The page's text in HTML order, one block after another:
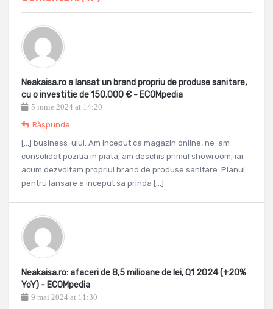
Neakaisa.ro a lansat un brand propriu de produse sanitare,
cu o investitie de 150.000 € - ECOMpedia
5 iunie 2024 at 14:20
Răspunde
[…] business-ului. Am inceput ca magazin online, ne-am
consolidat pozitia in piata, am deschis primul showroom, iar
acum dezvoltam propriul brand de produse sanitare. Planul
pentru lansare a inceput sa prinda […]
Neakaisa.ro: afaceri de 8,5 milioane de lei, Q1 2024 (+20%
YoY) - ECOMpedia
9 mai 2024 at 11:30